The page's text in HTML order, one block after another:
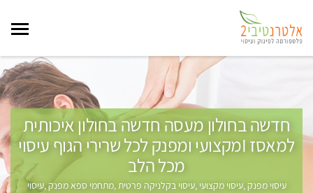
חדשה בחולון מעסה חדשה בחולון איכותית
למאסז Iמקצועי ומפנק לכל שרירי הגוף עיסוי
מכל הלב
עיסוי מפנק ,עיסוי מקצועי ,עיסוי בקלניקה פרטית ,מתחמי ספא מפנק ,עיסוי